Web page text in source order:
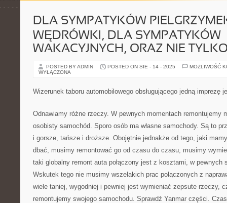
DLA SYMPATYKÓW
WĘDRÓWKI, DLA SYMPATYKÓW
WAKACYJNYCH, ORAZ NIE
POSTED BY ADMIN POSTED ON SIE - 14 - 2025
MOŻLIWOŚĆ
WYŁĄCZONA
Wizerunek taboru automobilowego obsługującego jedną imprezę
Odnawiamy różne rzeczy. W pewnych momentach remontujemy
osobisty samochód. Sporo osób ma własne samochody. Są to
i gorsze, tańsze i droższe. Obojętnie jednakże od tego, jaki
dbać, musimy remontować go od czasu do czasu, musimy
taki globalny remont auta połączony jest z kosztami, w pewnych
Wskutek tego nie musimy wszelakich prac połączonych z
wiele taniej, wygodniej i pewniej jest wymieniać zepsute rzeczy,
remontujemy swojego samochodu. Sprawdź Yanmar części.